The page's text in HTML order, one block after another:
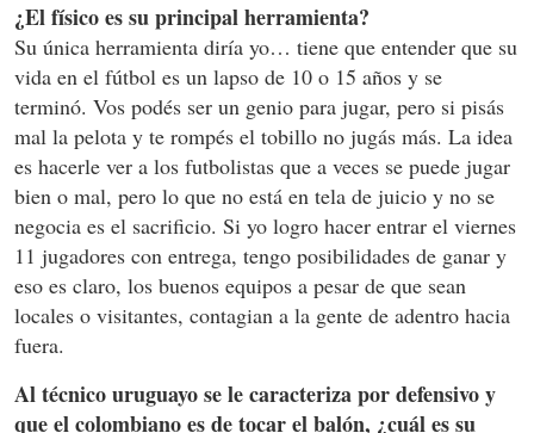
¿El físico es su principal herramienta?
Su única herramienta diría yo… tiene que entender que su
vida en el fútbol es un lapso de 10 o 15 años y se
terminó. Vos podés ser un genio para jugar, pero si pisás
mal la pelota y te rompés el tobillo no jugás más. La idea
es hacerle ver a los futbolistas que a veces se puede jugar
bien o mal, pero lo que no está en tela de juicio y no se
negocia es el sacrificio. Si yo logro hacer entrar el viernes
11 jugadores con entrega, tengo posibilidades de ganar y
eso es claro, los buenos equipos a pesar de que sean
locales o visitantes, contagian a la gente de adentro hacia
fuera.
Al técnico uruguayo se le caracteriza por defensivo y
que el colombiano es de tocar el balón, ¿cuál es su